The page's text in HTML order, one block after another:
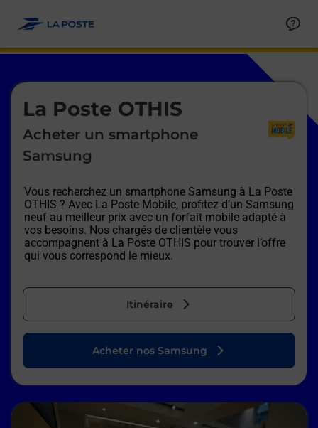
La Poste OTHIS
Acheter un smartphone
Samsung
Vous recherchez un smartphone Samsung à La Poste
OTHIS ? Avec La Poste Mobile, profitez d’un Samsung
neuf au meilleur prix avec un forfait mobile adapté à
vos besoins. Nos chargés de clientèle vous
accompagnent à La Poste OTHIS pour trouver l’offre
qui vous correspond le mieux.
Itinéraire
Le lien s'ouvre dans un nouvel onglet
Acheter nos Samsung